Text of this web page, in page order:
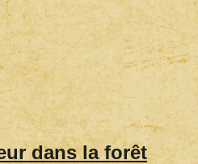
dans la forêt